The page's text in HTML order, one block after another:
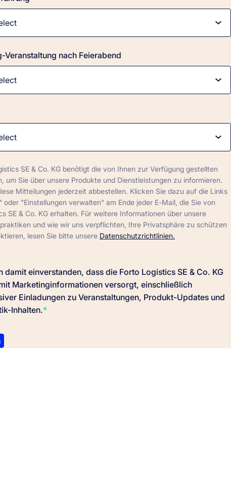
Veranstaltung nach Feierabend
SE & Co. KG benötigt die von Ihnen zur Verfügung gestellten
um Sie über unsere Produkte und Dienstleistungen zu informieren.
Mitteilungen jederzeit abbestellen. Klicken Sie dazu auf die Links
oder "Einstellungen verwalten" am Ende jeder E-Mail, die Sie von
SE & Co. KG erhalten. Für weitere Informationen über unsere
und wie wir uns verpflichten, Ihre Privatsphäre zu schützen
lesen Sie bitte unsere Datenschutzrichtlinien.
damit einverstanden, dass die Forto Logistics SE & Co. KG
Marketinginformationen versorgt, einschließlich
Einladungen zu Veranstaltungen, Produkt-Updates und
Inhalten.*